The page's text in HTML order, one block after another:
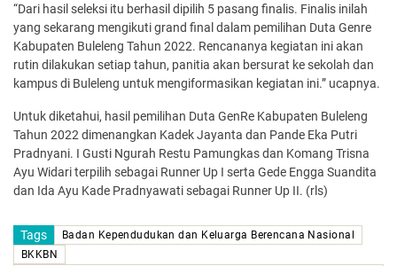
“Dari hasil seleksi itu berhasil dipilih 5 pasang finalis. Finalis inilah
yang sekarang mengikuti grand final dalam pemilihan Duta Genre
Kabupaten Buleleng Tahun 2022. Rencananya kegiatan ini akan
rutin dilakukan setiap tahun, panitia akan bersurat ke sekolah dan
kampus di Buleleng untuk mengiformasikan kegiatan ini.” ucapnya.
Untuk diketahui, hasil pemilihan Duta GenRe Kabupaten Buleleng
Tahun 2022 dimenangkan Kadek Jayanta dan Pande Eka Putri
Pradnyani. I Gusti Ngurah Restu Pamungkas dan Komang Trisna
Ayu Widari terpilih sebagai Runner Up I serta Gede Engga Suandita
dan Ida Ayu Kade Pradnyawati sebagai Runner Up II. (rls)
Tags
Badan Kependudukan dan Keluarga Berencana Nasional
BKKBN